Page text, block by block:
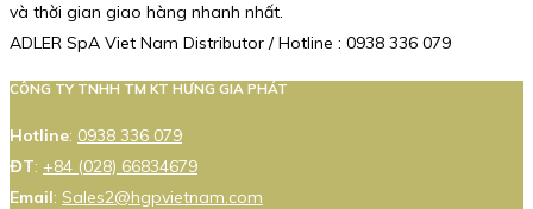
và thời gian giao hàng nhanh nhất.
ADLER SpA Viet Nam Distributor / Hotline : 0938 336 079
CÔNG TY TNHH TM KT HƯNG GIA PHÁT
Hotline: 0938 336 079
ĐT: +84 (028) 66834679
Email: Sales2@hgpvietnam.com